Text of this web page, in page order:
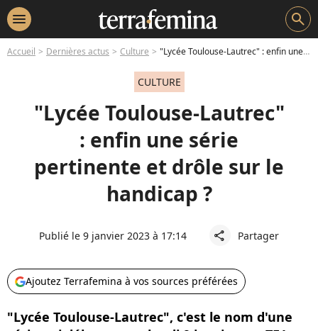
menu search
Accueil Dernières actus Culture "Lycée Toulouse-Lautrec" : enfin une série pertinente et drôle sur le handicap ?
CULTURE
"Lycée Toulouse-Lautrec"
: enfin une série
pertinente et drôle sur le
handicap ?
Publié le 9 janvier 2023 à 17:14 share Partager
Ajoutez Terrafemina à vos sources préférées
"Lycée Toulouse-Lautrec", c'est le nom d'une